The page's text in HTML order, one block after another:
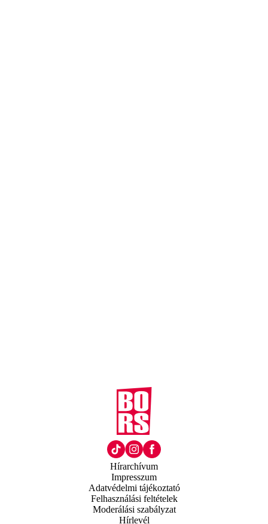
Hírarchívum
Impresszum
Adatvédelmi tájékoztató
Felhasználási feltételek
Moderálási szabályzat
Hírlevél